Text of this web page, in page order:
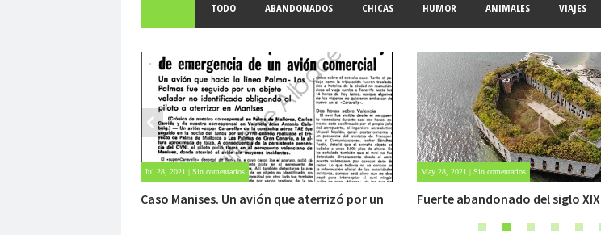
TODO ABANDONADOS CHICAS HUMOR ANIMALES VIAJES
Jul 28, 2021 | Sin comentarios
Caso Manises. Un avión que aterrizó por un
May 28, 2021 | Sin comentarios
Fuerte abandonado del siglo XIX